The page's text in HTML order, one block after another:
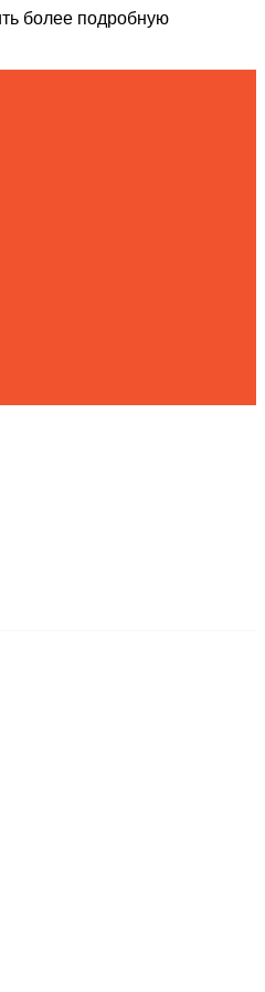
более подробную